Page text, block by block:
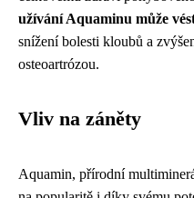
užívání Aquaminu může
snížení bolesti kloubů a
osteoartrózou.
Vliv na záněty
Aquamin, přírodní